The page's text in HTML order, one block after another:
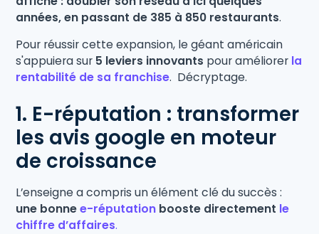
années, en passant de 385 à 850 restaurants.
Pour réussir cette expansion, le géant américain
s'appuiera sur 5 leviers innovants pour améliorer la
rentabilité de sa franchise. Décryptage.
1. E-réputation : transformer
les avis google en moteur
de croissance
L’enseigne a compris un élément clé du succès :
une bonnee-réputation booste directement le
chiffre d’affaires.